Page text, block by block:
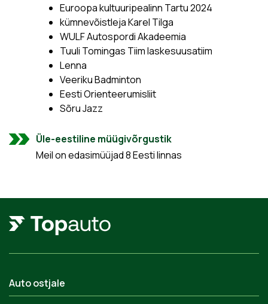
Euroopa kultuuripealinn Tartu 2024
kümnevõistleja Karel Tilga
WULF Autospordi Akadeemia
Tuuli Tomingas Tiim laskesuusatiim
Lenna
Veeriku Badminton
Eesti Orienteerumisliit
Sõru Jazz
Üle-eestiline müügivõrgustik
Meil on edasimüüjad 8 Eesti linnas
Auto ostjale